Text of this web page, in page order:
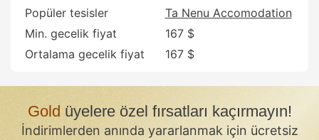
Popüler tesisler
Ta Nenu Accomodation
Min. gecelik fiyat
167 $
Ortalama gecelik fiyat
167 $
Goldüyelere özel fırsatları kaçırmayın!
İndirimlerden anında yararlanmak için ücretsiz